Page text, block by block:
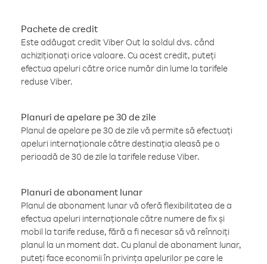
Pachete de credit
Este adăugat credit Viber Out la soldul dvs. când
achiziționați orice valoare. Cu acest credit, puteți
efectua apeluri către orice număr din lume la tarifele
reduse Viber.
Planuri de apelare pe 30 de zile
Planul de apelare pe 30 de zile vă permite să efectuați
apeluri internaționale către destinația aleasă pe o
perioadă de 30 de zile la tarifele reduse Viber.
Planuri de abonament lunar
Planul de abonament lunar vă oferă flexibilitatea de a
efectua apeluri internaționale către numere de fix și
mobil la tarife reduse, fără a fi necesar să vă reînnoiți
planul la un moment dat. Cu planul de abonament lunar,
puteți face economii în privința apelurilor pe care le